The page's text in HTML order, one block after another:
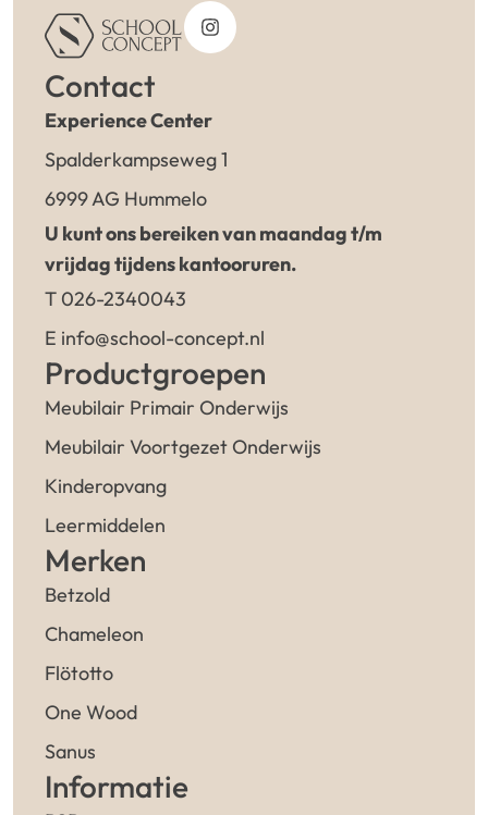
Contact
Experience Center
Spalderkampseweg 1
6999 AG Hummelo
U kunt ons bereiken van maandag t/m
vrijdag tijdens kantooruren.
T 026-2340043
E info@school-concept.nl
Productgroepen
Meubilair Primair Onderwijs
Meubilair Voortgezet Onderwijs
Kinderopvang
Leermiddelen
Merken
Betzold
Chameleon
Flötotto
One Wood
Sanus
Informatie